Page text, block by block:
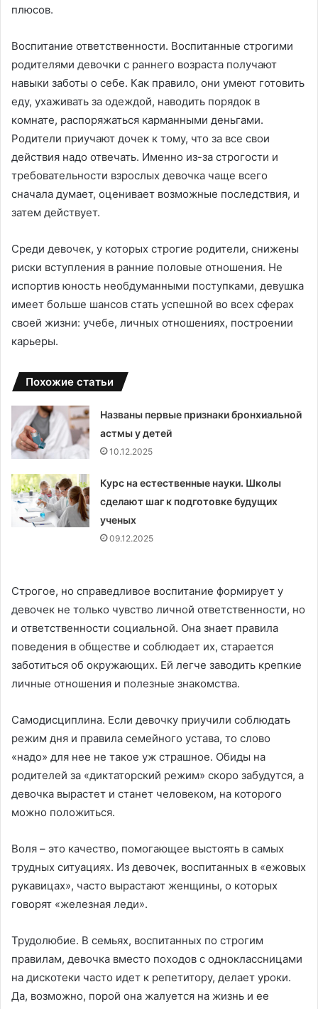
плюсов.
Воспитание ответственности. Воспитанные строгими
родителями девочки с раннего возраста получают
навыки заботы о себе. Как правило, они умеют готовить
еду, ухаживать за одеждой, наводить порядок в
комнате, распоряжаться карманными деньгами.
Родители приучают дочек к тому, что за все свои
действия надо отвечать. Именно из-за строгости и
требовательности взрослых девочка чаще всего
сначала думает, оценивает возможные последствия, и
затем действует.
Среди девочек, у которых строгие родители, снижены
риски вступления в ранние половые отношения. Не
испортив юность необдуманными поступками, девушка
имеет больше шансов стать успешной во всех сферах
своей жизни: учебе, личных отношениях, построении
карьеры.
Похожие статьи
Названы первые признаки бронхиальной
астмы у детей
10.12.2025
Курс на естественные науки. Школы
сделают шаг к подготовке будущих
ученых
09.12.2025
Строгое, но справедливое воспитание формирует у
девочек не только чувство личной ответственности, но
и ответственности социальной. Она знает правила
поведения в обществе и соблюдает их, старается
заботиться об окружающих. Ей легче заводить крепкие
личные отношения и полезные знакомства.
Самодисциплина. Если девочку приучили соблюдать
режим дня и правила семейного устава, то слово
«надо» для нее не такое уж страшное. Обиды на
родителей за «диктаторский режим» скоро забудутся, а
девочка вырастет и станет человеком, на которого
можно положиться.
Воля – это качество, помогающее выстоять в самых
трудных ситуациях. Из девочек, воспитанных в «ежовых
рукавицах», часто вырастают женщины, о которых
говорят «железная леди».
Трудолюбие. В семьях, воспитанных по строгим
правилам, девочка вместо походов с одноклассницами
на дискотеки часто идет к репетитору, делает уроки.
Да, возможно, порой она жалуется на жизнь и ее